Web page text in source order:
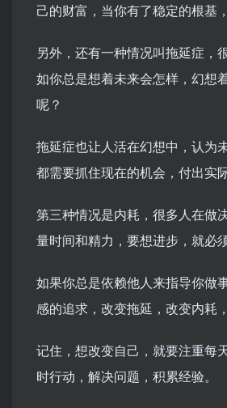
己的财富，当你有了稳定的根基
另外，还有一种情况叫拖延症，
如你总是想着未来会怎样，幻想
呢？
拖延症也让人活在幻想中，认为
都需要抓住现在的机会，付出实
第三种情况是内耗，很多人在做
量时间和精力，要想进步，就必
如果你总是依赖他人来指导你做
感的追求，改变拖延，改变内耗
记住，想改变自己，就要注重每
时行动，解决问题，积累经验。